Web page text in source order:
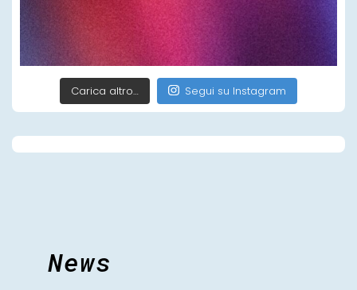
Carica altro… Segui su Instagram
News